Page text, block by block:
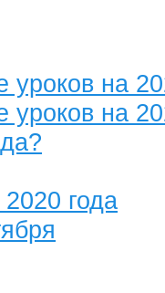
на
на
2020 года